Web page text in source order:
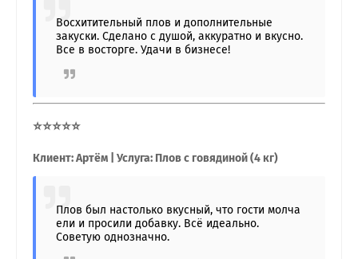
Восхитительный плов и дополнительные
закуски. Сделано с душой, аккуратно и вкусно.
Все в восторге. Удачи в бизнесе!
⭐⭐⭐⭐⭐
Клиент: Артём | Услуга: Плов с говядиной (4 кг)
Плов был настолько вкусный, что гости молча
ели и просили добавку. Всё идеально.
Советую однозначно.